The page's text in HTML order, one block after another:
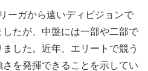
ーガから遠いディビジョンで
たが、中盤には一部や二部で
した。近年、エリートで競う
を発揮できることを示してい